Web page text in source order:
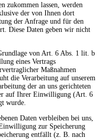
zukommen lassen, werden
der von Ihnen dort
der Anfrage und für den
Diese Daten geben wir nicht
von Art. 6 Abs. 1 lit. b
eines Vertrags
Maßnahmen
die Verarbeitung auf unserem
der an uns gerichteten
auf Ihrer Einwilligung (Art. 6
wurde.
Daten verbleiben bei uns,
zur Speicherung
entfällt (z. B. nach